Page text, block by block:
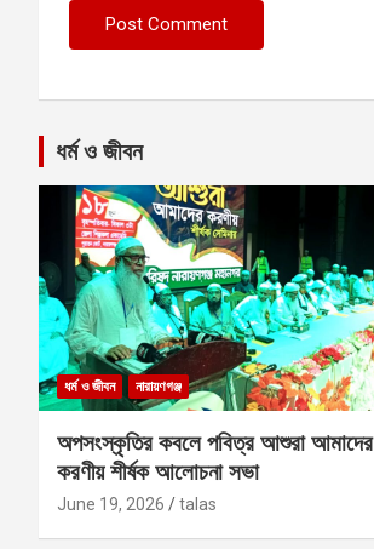
ধর্ম ও জীবন
ধর্ম ও জীবন নারায়ণগঞ্জ
অপসংস্কৃতির কবলে পবিত্র আশুরা আমাদের
করণীয় শীর্ষক আলোচনা সভা
June 19, 2026 talas